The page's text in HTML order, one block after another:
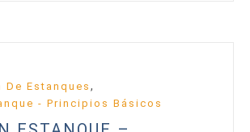
Estanques ,
- Principios Básicos